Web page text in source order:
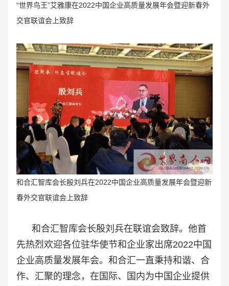
“世界鸟王”艾雅康在2022中国企业高质量发展年会暨迎新春外
交官联谊会上致辞
和合汇智库会长殷刘兵在2022中国企业高质量发展年会暨迎新
春外交官联谊会上致辞
和合汇智库会长殷刘兵在联谊会致辞。他首
先热烈欢迎各位驻华使节和企业家出席2022中国
企业高质量发展年会。和合汇一直秉持和谐、合
作、汇聚的理念，在国际、国内为中国企业提供